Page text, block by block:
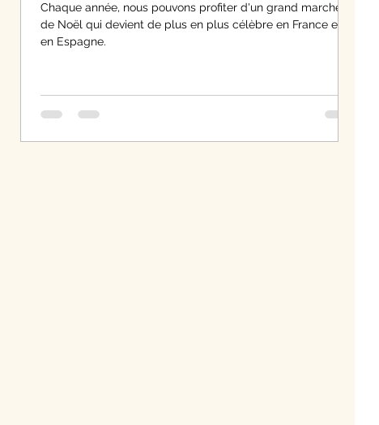
Chaque année, nous pouvons profiter d'un grand marché
de Noël qui devient de plus en plus célèbre en France et
en Espagne.